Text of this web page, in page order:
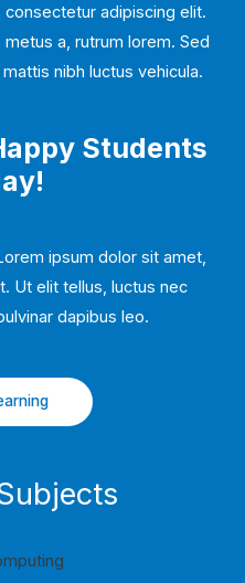
adipiscing elit.
a, rutrum lorem. Sed
nibh luctus vehicula.
Students​
ipsum dolor sit amet,
Ut elit tellus, luctus nec
dapibus leo.​